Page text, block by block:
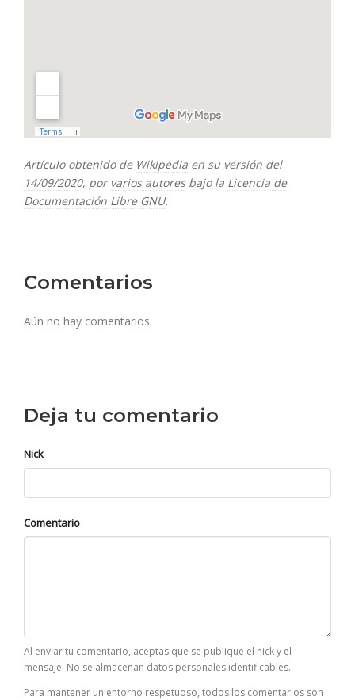
Artículo obtenido de Wikipedia en su versión del
14/09/2020, por varios autoresbajo la Licencia de
Documentación Libre GNU.
Comentarios
Aún no hay comentarios.
Deja tu comentario
Nick
Comentario
Al enviar tu comentario, aceptas que se publique el nick y el
mensaje. No se almacenan datos personales identificables.
Para mantener un entorno respetuoso, todos los comentarios son